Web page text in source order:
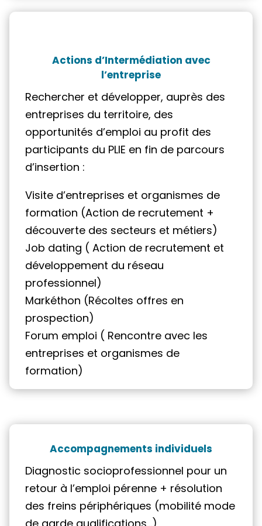
Actions d’Intermédiation avec
l’entreprise
Rechercher et développer, auprès des
entreprises du territoire, des
opportunités d’emploi au profit des
participants du PLIE en fin de parcours
d’insertion :
Visite d’entreprises et organismes de
formation (Action de recrutement +
découverte des secteurs et métiers)
Job dating ( Action de recrutement et
développement du réseau
professionnel)
Markéthon (Récoltes offres en
prospection)
Forum emploi ( Rencontre avec les
entreprises et organismes de
formation)
Accompagnements individuels
Diagnostic socioprofessionnel pour un
retour à l’emploi pérenne + résolution
des freins périphériques (mobilité mode